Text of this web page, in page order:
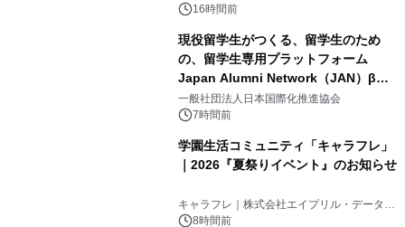
素泊りプラン
16時間前
現役留学生がつくる、留学生のため
の、留学生専用プラットフォーム
Japan Alumni Network（JAN）β版
をリリース
一般社団法人日本国際化推進協会
7時間前
学園生活コミュニティ「キャラフレ」
｜2026『夏祭りイベント』のお知らせ
キャラフレ｜株式会社エイプリル・データ・
デザインズ
8時間前